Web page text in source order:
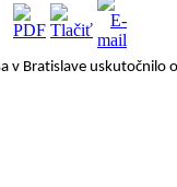
v Bratislave uskutočnilo